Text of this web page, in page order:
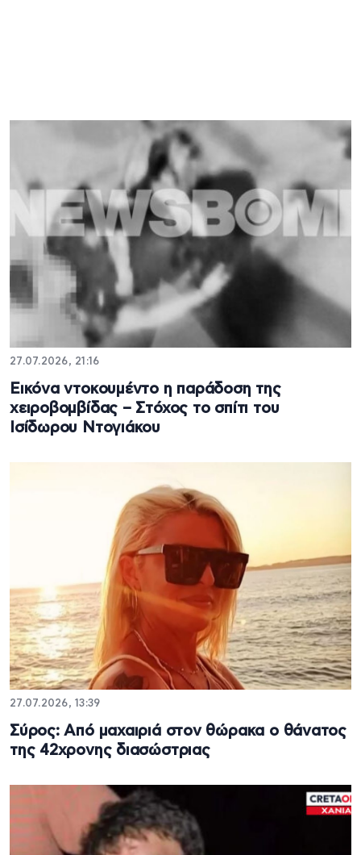
27.07.2026, 21:16
Εικόνα ντοκουμέντο η παράδοση της
χειροβομβίδας – Στόχος το σπίτι του
Ισίδωρου Ντογιάκου
27.07.2026, 13:39
Σύρος: Από μαχαιριά στον θώρακα ο θάνατος
της 42χρονης διασώστριας